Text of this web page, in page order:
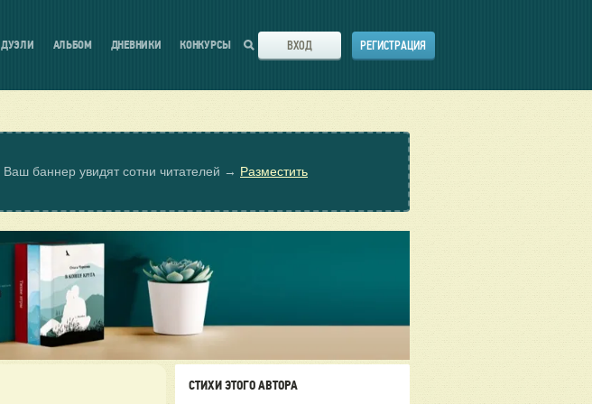
ДУЭЛИ АЛЬБОМ ДНЕВНИКИ КОНКУРСЫ ВХОД РЕГИСТРАЦИЯ
Ваш баннер увидят сотни читателей → Разместить
СТИХИ ЭТОГО АВТОРА